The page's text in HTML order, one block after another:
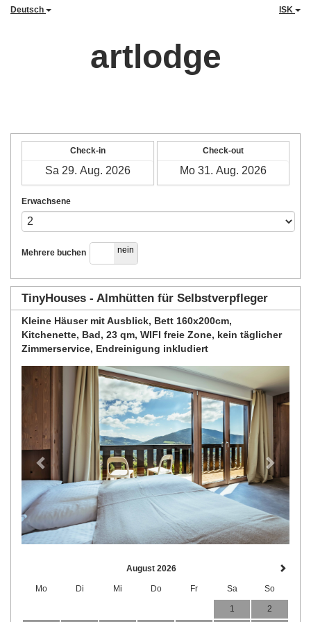
Deutsch ISK
artlodge
Check-in Check-out
Erwachsene
Mehrere buchen
ja nein
TinyHouses - Almhütten für Selbstverpfleger
Kleine Häuser mit Ausblick, Bett 160x200cm,
Kitchenette, Bad, 23 qm, WIFI freie Zone, kein täglicher
Zimmerservice, Endreinigung inkludiert
Previous Next
August 2026
Mo Di Mi Do Fr Sa So
1 2